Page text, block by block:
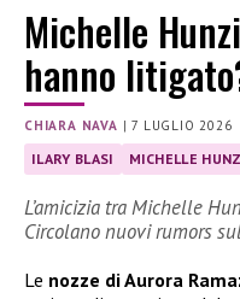
Michelle
hanno
CHIARA NAVA |7 LUGLIO 2026
ILARY BLASI MICHELLE
L’amicizia tra Michelle
Circolano nuovi rumors
Le nozze di Aurora